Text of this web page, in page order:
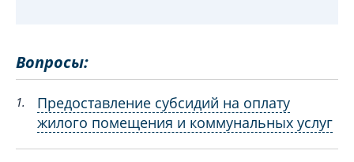
Вопросы:
1.
Предоставление субсидий на оплату
жилого помещения и коммунальных услуг